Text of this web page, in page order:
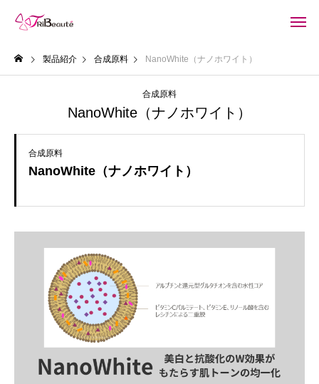
製品紹介 合成原料 NanoWhite（ナノホワイト）
合成原料
NanoWhite（ナノホワイト）
合成原料
NanoWhite（ナノホワイト）